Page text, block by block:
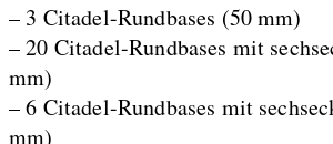
– 3 Citadel-Rundbases (50 mm)
– 20 Citadel-Rundbases mit
mm)
– 6 Citadel-Rundbases mit
mm)